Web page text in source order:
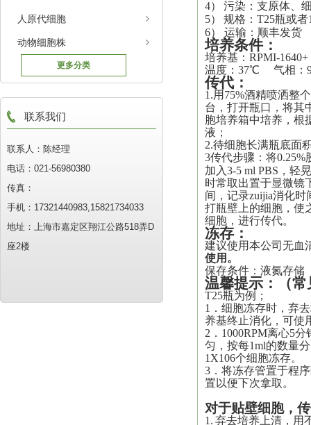
人原代细胞
动物细胞株
更多分类
联系我们
联系人：陈经理
电话：021-56980380
传真：
手机：17321440983,15821734033
地址：上海市嘉定区翔江公路518弄D
座2楼
4）
污染：支原体、
5）
规格：T25瓶或
6） 运输：顺丰发货
培养条件：
培养基： RPMI-
温度：37℃ 气相：
传代 ：
1.用75%酒精喷洒整
台，打开瓶口，将其
胞培养箱中培养，根
液 ；
2.待细胞长满瓶底面
3传代步骤：将0.25%
加入3-5 ml PBS，轻
时常取出置于显微镜
间，记录zuijia消化时
打瓶壁上的细胞，使
细胞，进行传代。
冻存：
建议使用本公司无血
使用。
保存条件：液氮存储
温馨提示 ： （
T25瓶为例；
1．细胞冻存时，弃
养基终止消化，可使
2．1000RPM离心5
匀，按每1ml的数量
1X106个细胞冻存。
3．将冻存管置于程
置以便下次拿取。
对于贴壁细胞，
1. 弃去培养上清，用